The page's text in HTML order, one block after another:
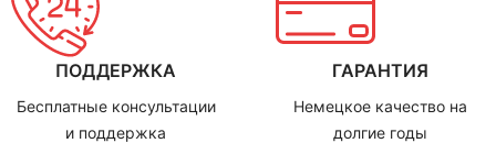
ПОДДЕРЖКА
Бесплатные консультации
и поддержка
ГАРАНТИЯ
Немецкое качество на
долгие годы